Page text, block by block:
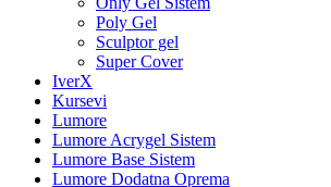
Poly Gel
Sculptor gel
Super Cover
IverX
Kursevi
Lumore
Lumore Acrygel Sistem
Lumore Base Sistem
Lumore Dodatna Oprema